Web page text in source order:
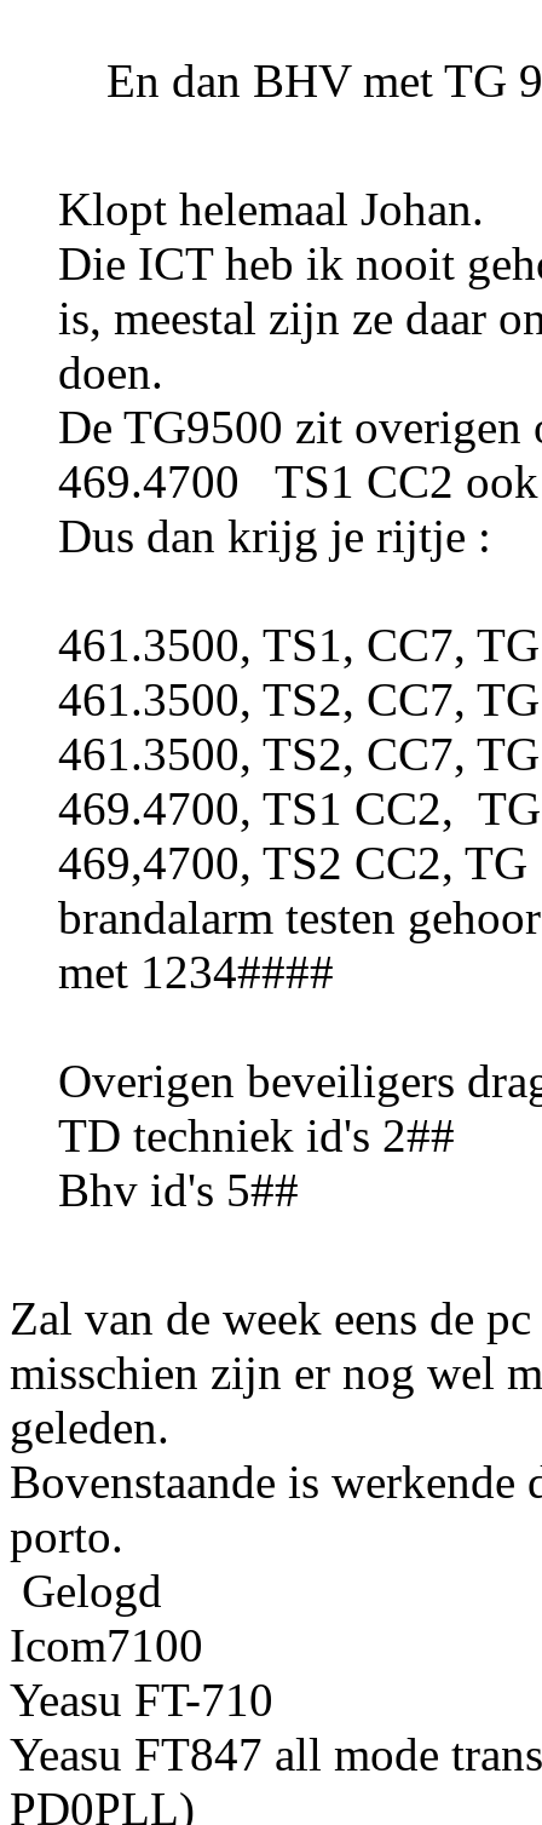
En dan BHV met TG
Klopt helemaal Johan.
Die ICT heb ik nooit
is, meestal zijn ze daar
doen.
De TG9500 zit overigen
469.4700 TS1 CC2
Dus dan krijg je rijtje :
461.3500, TS1, CC7,
461.3500, TS2, CC7,
461.3500, TS2, CC7,
469.4700, TS1 CC2,
469,4700, TS2 CC2,
brandalarm testen
met 1234####
Overigen beveiligers
TD techniek id's 2##
Bhv id's 5##
Zal van de week eens de
misschien zijn er nog wel
geleden.
Bovenstaande is werkende
porto.
Gelogd
Icom7100
Yeasu FT-710
Yeasu FT847 all mode
PD0PLL)